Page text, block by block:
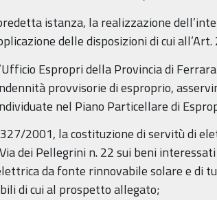
istanza, la realizzazione
delle disposizioni di cui
Espropri della Provincia di
provvisorie di esproprio,
nel Piano Particellare di
2001, la costituzione di servitù di
dei Pellegrini n. 22 sui beni
da fonte rinnovabile solare e di
di cui al prospetto allegato;